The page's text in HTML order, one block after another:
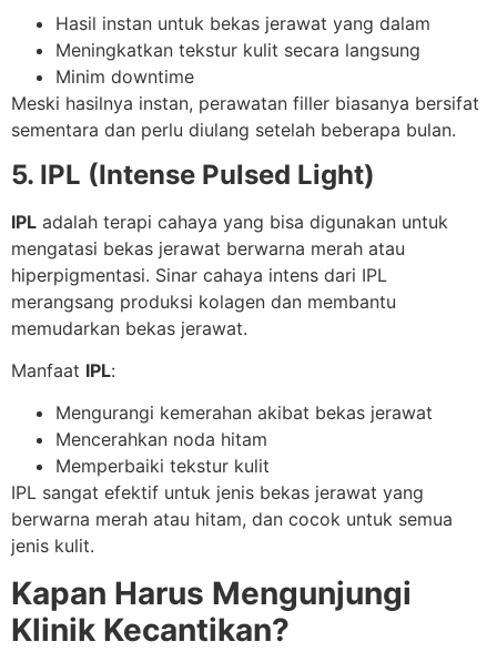
Hasil instan untuk bekas jerawat yang dalam
Meningkatkan tekstur kulit secara langsung
Minim downtime
Meski hasilnya instan, perawatan filler biasanya bersifat
sementara dan perlu diulang setelah beberapa bulan.
5. IPL (Intense Pulsed Light)
IPL adalah terapi cahaya yang bisa digunakan untuk
mengatasi bekas jerawat berwarna merah atau
hiperpigmentasi. Sinar cahaya intens dari IPL
merangsang produksi kolagen dan membantu
memudarkan bekas jerawat.
Manfaat IPL:
Mengurangi kemerahan akibat bekas jerawat
Mencerahkan noda hitam
Memperbaiki tekstur kulit
IPL sangat efektif untuk jenis bekas jerawat yang
berwarna merah atau hitam, dan cocok untuk semua
jenis kulit.
Kapan Harus Mengunjungi
Klinik Kecantikan?